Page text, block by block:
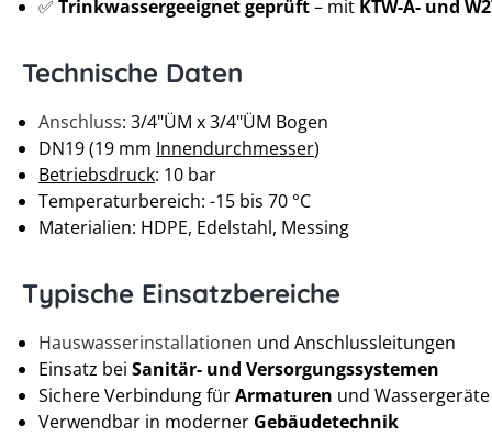
✅ Trinkwassergeeignet geprüft– mit KTW-A- und
Technische Daten
Anschluss: 3/4"ÜM x 3/4"ÜM Bogen
DN19 (19 mm Innendurchmesser)
Betriebsdruck: 10 bar
Temperaturbereich: -15 bis 70 °C
Materialien: HDPE, Edelstahl, Messing
Typische Einsatzbereiche
Hauswasserinstallationen und Anschlussleitungen
Einsatz bei Sanitär- und Versorgungssystemen
Sichere Verbindung fürArmaturen und Wassergeräte
Verwendbar in moderner Gebäudetechnik